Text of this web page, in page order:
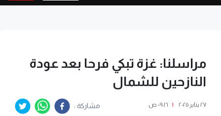
مراسلنا: غزة تبكي فرحا بعد عودة
النازحين للشمال
٢٧ يناير ٢٠٢٥ | ٠٩:١٦ ص مشاركة :